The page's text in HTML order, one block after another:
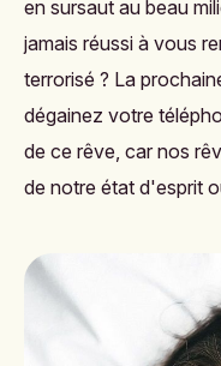
en sursaut au beau
jamais réussi à vous
terrorisé ? La
dégainez votre
de ce rêve, car nos
de notre état d'esprit